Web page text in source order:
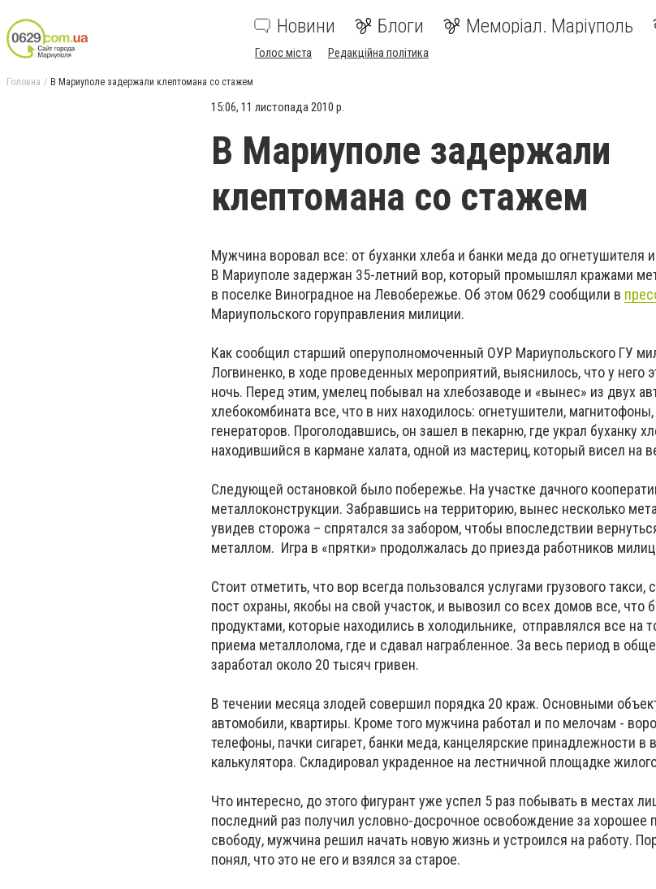
Новини Блоги Меморіал. Маріуполь
Голос міста Редакційна політика
Головна В Мариуполе задержали клептомана со стажем
15:06, 11 листопада 2010 р.
В Мариуполе задержали
клептомана со стажем
Мужчина воровал все: от буханки хлеба и банки меда до огнетушителя
В Мариуполе задержан 35-летний вор, который промышлял кражами
в поселке Виноградное на Левобережье. Об этом 0629 сообщили в
Мариупольского горуправления милиции.
Как сообщил старший оперуполномоченный ОУР Мариупольского ГУ
Логвиненко, в ходе проведенных мероприятий, выяснилось, что у него
ночь. Перед этим, умелец побывал на хлебозаводе и «вынес» из двух
хлебокомбината все, что в них находилось: огнетушители,
генераторов. Проголодавшись, он зашел в пекарню, где украл буханку
находившийся в кармане халата, одной из мастериц, который висел на
Следующей остановкой было побережье. На участке дачного
металлоконструкции. Забравшись на территорию, вынес несколько
увидев сторожа – спрятался за забором, чтобы впоследствии
металлом. Игра в «прятки» продолжалась до приезда работников
Стоит отметить, что вор всегда пользовался услугами грузового
пост охраны, якобы на свой участок, и вывозил со всех домов все, что
продуктами, которые находились в холодильнике, отправлялся все на
приема металлолома, где и сдавал награбленное. За весь период в
заработал около 20 тысяч гривен.
В течении месяца злодей совершил порядка 20 краж. Основными
автомобили, квартиры. Кроме того мужчина работал и по мелочам -
телефоны, пачки сигарет, банки меда, канцелярские принадлежности в
калькулятора. Складировал украденное на лестничной площадке
Что интересно, до этого фигурант уже успел 5 раз побывать в местах
последний раз получил условно-досрочное освобождение за хорошее
свободу, мужчина решил начать новую жизнь и устроился на работу.
понял, что это не его и взялся за старое.